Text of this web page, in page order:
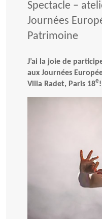
Spectacle –
Journées
Patrimoine
J’ai la joie de
aux Journées
Villa Radet, Paris 18e!